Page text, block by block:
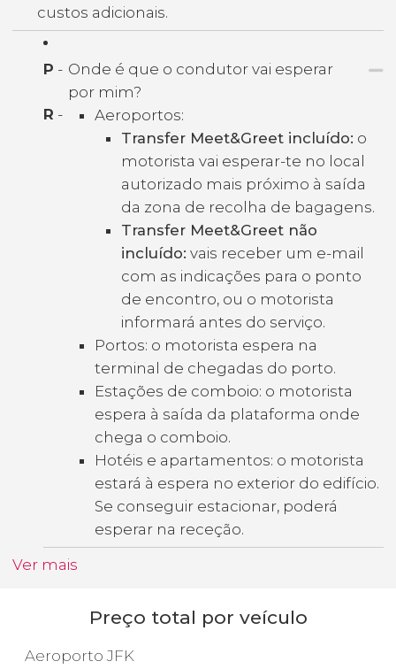
custos adicionais.
P - Onde é que o condutor vai esperar
por mim?
R -
Aeroportos:
Transfer Meet&Greet incluído: o
motorista vai esperar-te no local
autorizado mais próximo à saída
da zona de recolha de bagagens.
Transfer Meet&Greet não
incluído: vais receber um e-mail
com as indicações para o ponto
de encontro, ou o motorista
informará antes do serviço.
Portos: o motorista espera na
terminal de chegadas do porto.
Estações de comboio: o motorista
espera à saída da plataforma onde
chega o comboio.
Hotéis e apartamentos: o motorista
estará à espera no exterior do edifício.
Se conseguir estacionar, poderá
esperar na receção.
Ver mais
Preço total por veículo
Aeroporto JFK